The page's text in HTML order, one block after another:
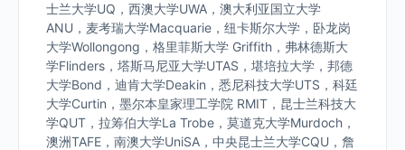
士兰大学UQ，西澳大学UWA，澳大利亚国立大学
ANU，麦考瑞大学Macquarie，纽卡斯尔大学，卧龙岗
大学Wollongong，格里菲斯大学 Griffith，弗林德斯大
学Flinders，塔斯马尼亚大学UTAS，堪培拉大学，邦德
大学Bond，迪肯大学Deakin，悉尼科技大学UTS，科廷
大学Curtin，墨尔本皇家理工学院 RMIT，昆士兰科技大
学QUT，拉筹伯大学La Trobe，莫道克大学Murdoch，
澳洲TAFE，南澳大学UniSA，中央昆士兰大学CQU，詹